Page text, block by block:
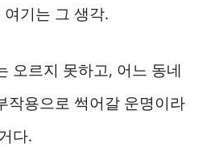
기는 그 생각.
오르지 못하고, 어느 동네
작용으로 썩어갈 운명이라
다.